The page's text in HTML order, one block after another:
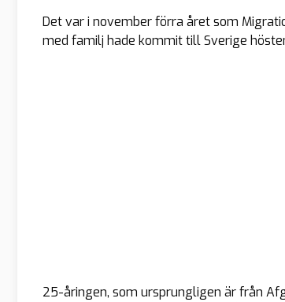
Det var i november förra året som
med familj hade kommit till Sverige
25-åringen, som ursprungligen är från